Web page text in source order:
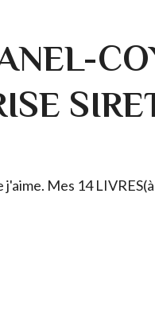
Mes 14